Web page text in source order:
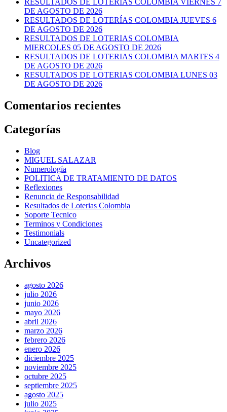
RESULTADOS DE LOTERIAS COLOMBIA VIERNES 7
DE AGOSTO DE 2026
RESULTADOS DE LOTERÍAS COLOMBIA JUEVES 6
DE AGOSTO DE 2026
RESULTADOS DE LOTERIAS COLOMBIA
MIERCOLES 05 DE AGOSTO DE 2026
RESULTADOS DE LOTERIAS COLOMBIA MARTES 4
DE AGOSTO DE 2026
RESULTADOS DE LOTERIAS COLOMBIA LUNES 03
DE AGOSTO DE 2026
Comentarios recientes
Categorías
Blog
MIGUEL SALAZAR
Numerología
POLITICA DE TRATAMIENTO DE DATOS
Reflexiones
Renuncia de Responsabilidad
Resultados de Loterias Colombia
Soporte Tecnico
Terminos y Condiciones
Testimonials
Uncategorized
Archivos
agosto 2026
julio 2026
junio 2026
mayo 2026
abril 2026
marzo 2026
febrero 2026
enero 2026
diciembre 2025
noviembre 2025
octubre 2025
septiembre 2025
agosto 2025
julio 2025